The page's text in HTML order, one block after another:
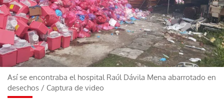
Así se encontraba el hospital Raúl Dávila Mena abarrotado en
desechos / Captura de video